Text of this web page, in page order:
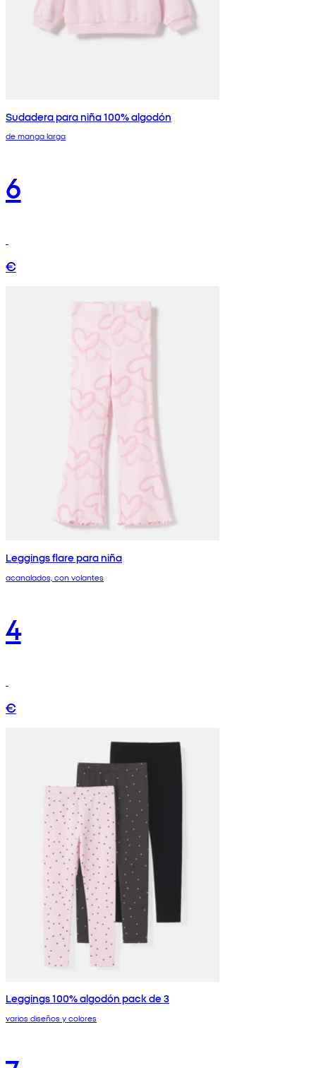
Sudadera para niña 100% algodón
de manga larga
6
€
Leggings flare para niña
acanalados, con volantes
4
€
Leggings 100% algodón pack de 3
varios diseños y colores